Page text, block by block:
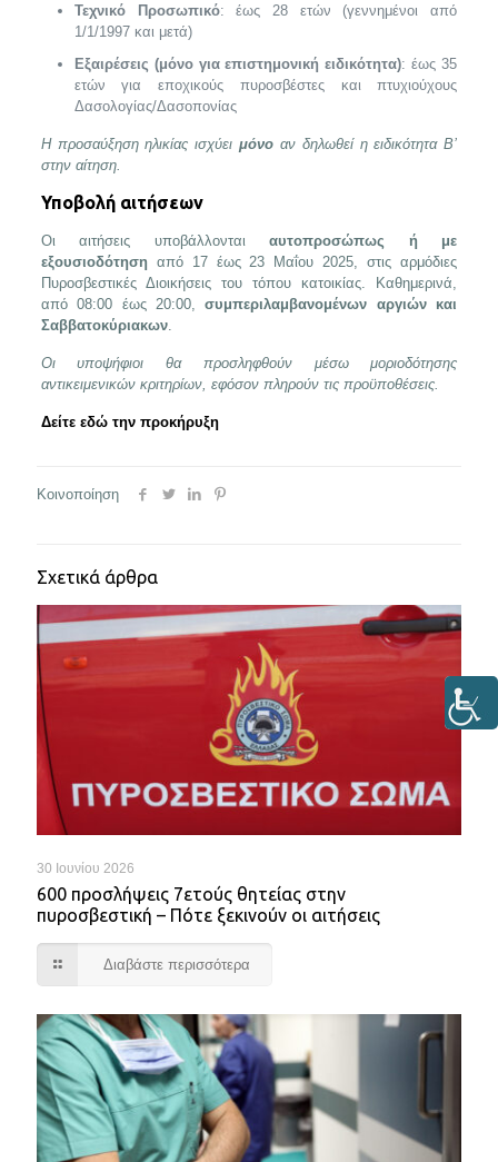
Τεχνικό Προσωπικό: έως 28 ετών (γεννημένοι από
1/1/1997 και μετά)
Εξαιρέσεις (μόνο για επιστημονική ειδικότητα): έως 35
ετών για εποχικούς πυροσβέστες και πτυχιούχους
Δασολογίας/Δασοπονίας
Η προσαύξηση ηλικίας ισχύειμόνο αν δηλωθεί η ειδικότητα Β’
στην αίτηση.
Υποβολή αιτήσεων
Οι αιτήσεις υποβάλλονταιαυτοπροσώπως ή με
εξουσιοδότηση από 17 έως 23 Μαΐου 2025, στις αρμόδιες
Πυροσβεστικές Διοικήσεις του τόπου κατοικίας. Καθημερινά,
από 08:00 έως 20:00,συμπεριλαμβανομένων αργιών και
Σαββατοκύριακων.
Οι υποψήφιοι θα προσληφθούν μέσω μοριοδότησης
αντικειμενικών κριτηρίων, εφόσον πληρούν τις προϋποθέσεις.
Δείτε εδώ την προκήρυξη
Κοινοποίηση
Σχετικά άρθρα
30 Ιουνίου 2026
600 προσλήψεις 7ετούς θητείας στην
πυροσβεστική – Πότε ξεκινούν οι αιτήσεις
Διαβάστε περισσότερα